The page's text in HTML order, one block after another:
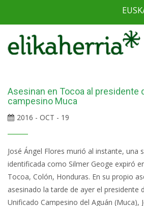
Asesinan en Tocoa al presidente
campesino Muca
2016 - OCT - 19
José Ángel Flores murió al instante, una
identificada como Silmer Geoge expiró
Tocoa, Colón, Honduras. En su propio
asesinado la tarde de ayer el presidente
Unificado Campesino del Aguán (Muca),